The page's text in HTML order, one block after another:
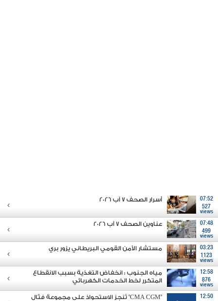
07:52
527
views
أسرار الصحف 7 آب 2026
07:48
499
views
عناوين الصحف 7 آب 2026
03:23
1123
views
مستشار الأمن القومي البريطاني يزور بري
12:58
876
views
مياه الجنوب : انخفاض التغذية بسبب الانقطاع
المتكرر لخط الخدمات الكهربائي
12:50
"CMA CGM" تُنجز الاستحواذ على مجموعة فتّال